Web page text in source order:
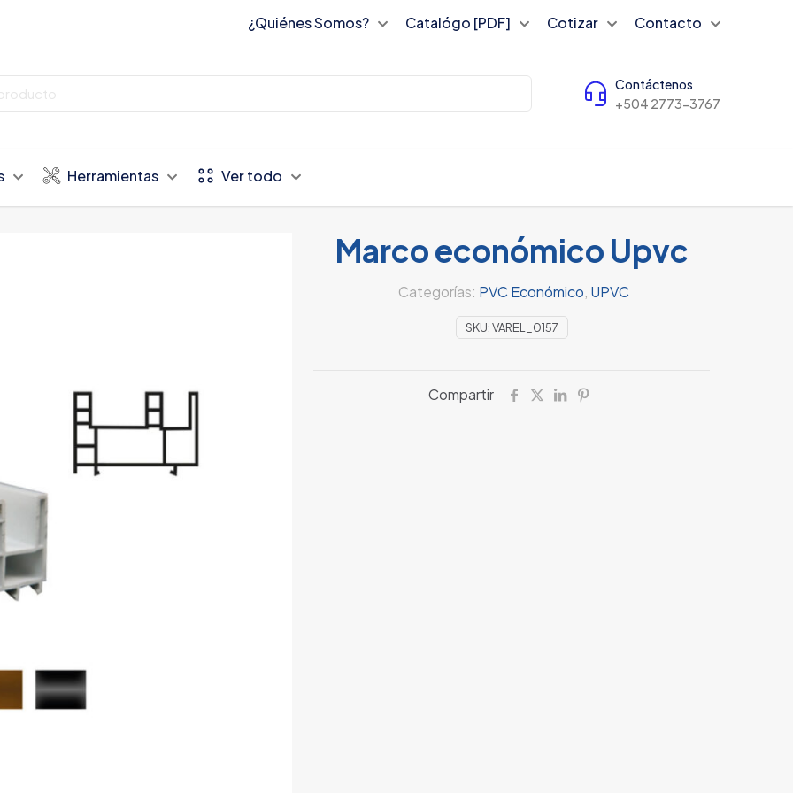
¿Quiénes Somos? Catalógo [PDF] Cotizar Contacto
Contáctenos
+504 2773-3767
Herramientas Ver todo
Marco económico Upvc
SKU:VAREL_0157
Categorías: PVC Económico UPVC
Compartir